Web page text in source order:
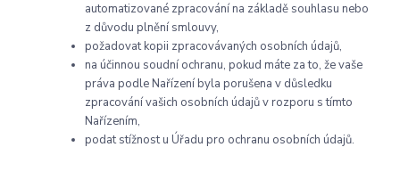
automatizované zpracování na základě souhlasu nebo
z důvodu plnění smlouvy,
požadovat kopii zpracovávaných osobních údajů,
na účinnou soudní ochranu, pokud máte za to, že vaše
práva podle Nařízení byla porušena v důsledku
zpracování vašich osobních údajů v rozporu s tímto
Nařízením,
podat stížnost u Úřadu pro ochranu osobních údajů.